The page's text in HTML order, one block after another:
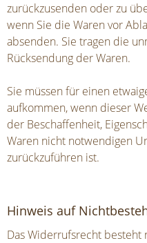
zurückzusenden oder zu
wenn Sie die Waren vor
absenden. Sie tragen die
Rücksendung der Waren.
Sie müssen für einen
aufkommen, wenn dieser
der Beschaffenheit,
Waren nicht notwendigen
zurückzuführen ist.
Hinweis auf
Das Widerrufsrecht besteht